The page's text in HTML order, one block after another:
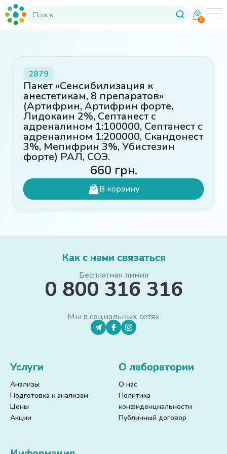
0
2879
Пакет «Сенсибилизация к
анестетикам, 8 препаратов»
(Артифрин, Артифрин форте,
Лидокаин 2%, Септанест с
адреналином 1:100000, Септанест с
адреналином 1:200000, Скандонест
3%, Мепифрин 3%, Убистезин
форте) РАЛ, СОЭ.
660 грн.
В корзину
Как с нами связаться
Бесплатная линия
0 800 316 316
Мы в социальных сетях
Услуги
Анализы
Подготовка к анализам
Цены
Акции
О лаборатории
О нас
Политика
конфиденциальности
Публичный договор